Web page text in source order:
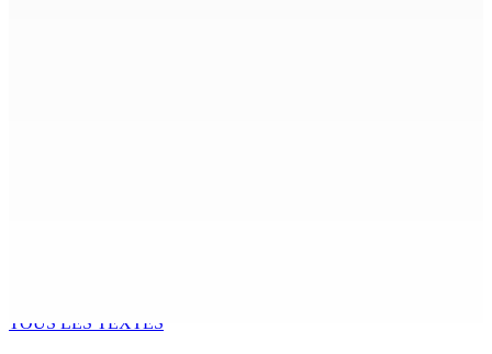
TOUS LES TEXTES